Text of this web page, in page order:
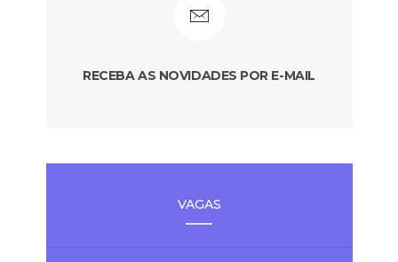
RECEBA AS NOVIDADES POR E-MAIL
VAGAS